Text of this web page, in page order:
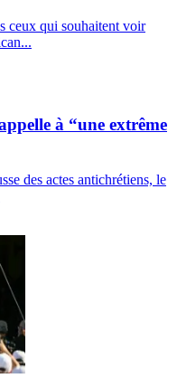
ceux qui souhaitent voir
à “une extrême
des actes antichrétiens, le